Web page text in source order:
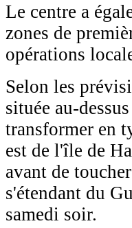
Le centre a
zones de
opérations
Selon les
située au-
transformer en
est de l'île de
avant de
s'étendant du
samedi soir.